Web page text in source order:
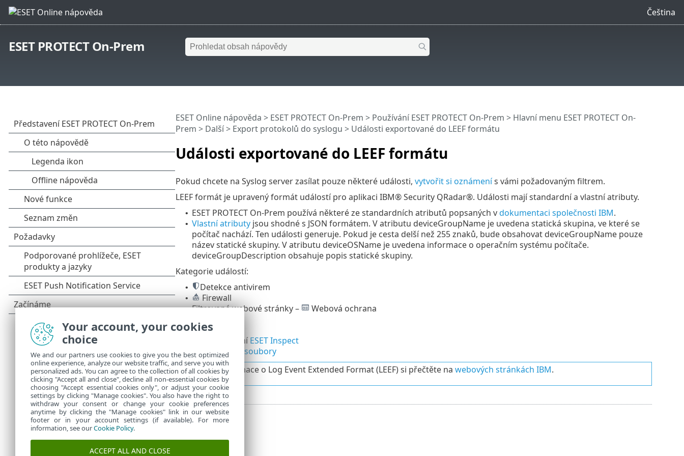
Čeština
ESET PROTECT On-Prem
Události exportované do LEEF formátu
ESET Online nápověda > ESET PROTECT On-Prem > Používání ESET PROTECT On-Prem > Hlavní menu ESET PROTECT On-
Prem > Další> Export protokolů do syslogu > Události exportované do LEEF formátu
Pokud chcete na Syslog server zasílat pouze některé události, vytvořit si oznámenís vámi požadovaným filtrem.
LEEF formát je upravený formát událostí pro aplikaci IBM® Security QRadar®. Události mají standardní a vlastní atributy.
• ESET PROTECT On-Prem používá některé ze standardních atributů popsaných vdokumentaci společnosti IBM.
• Vlastní atributyjsou shodné s JSON formátem. V atributu deviceGroupName je uvedena statická skupina, ve které se
počítač nachází. Ten události generuje. Pokud je cesta delší než 255 znaků, bude obsahovat deviceGroupName pouze
název statické skupiny. V atributu deviceOSName je uvedena informace o operačním systému počítače.
deviceGroupDescription obsahuje popis statické skupiny.
Kategorie událostí:
• Detekce antivirem
• Firewall
• Filtrované webové stránky – Webová ochrana
• Audit
Upozornění ESET Inspect
Blokované soubory
Další informace o Log Event Extended Format (LEEF) si přečtěte na webových stránkách IBM.
Your account, your cookies
choice
We and our partners use cookies to give you the best optimized
online experience, analyze our website traffic, and serve you with
personalized ads. You can agree to the collection of all cookies by
clicking "Accept all and close", decline all non-essential cookies by
choosing "Accept essential cookies only", or adjust your cookie
settings by clicking "Manage cookies". You also have the right to
withdraw your consent or change your cookie preferences
anytime by clicking the "Manage cookies" link in our website
footer or in your account settings (if available). For more
information, see ourCookie Policy.
ACCEPT ALL AND CLOSE